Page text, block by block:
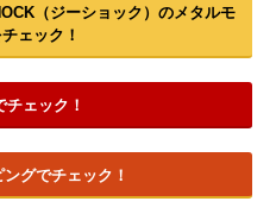
（ジーショック）のメタルモ
ェック！
チェック！
グでチェック！